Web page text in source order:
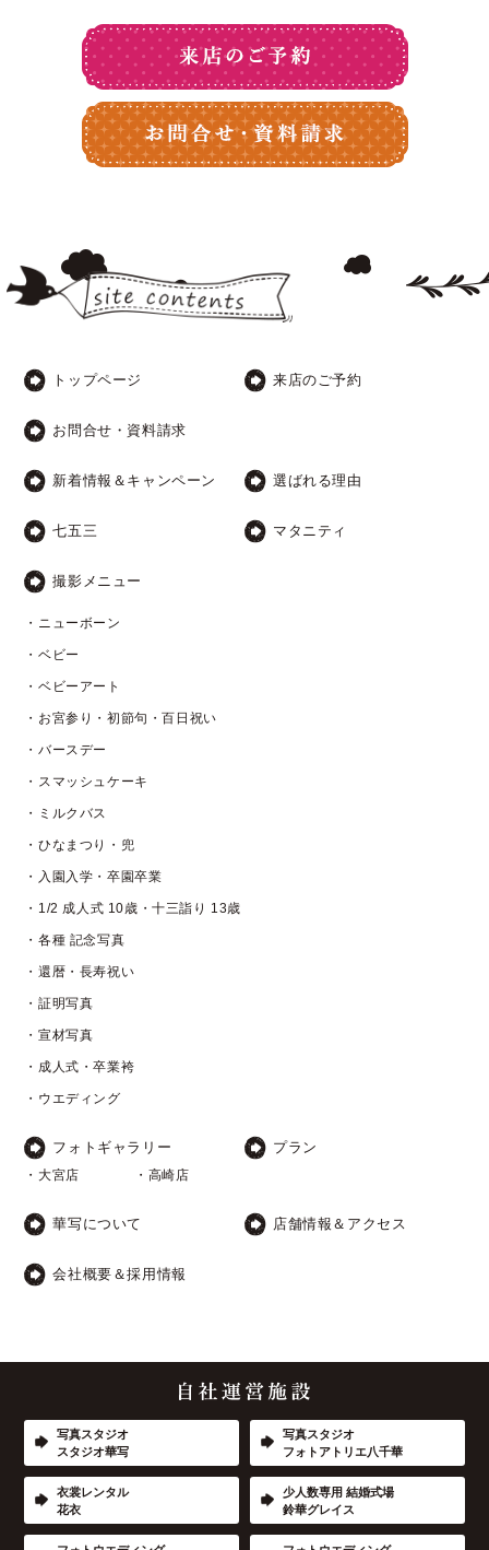
トップページ 来店のご予約
お問合せ・資料請求
新着情報＆キャンペーン 選ばれる理由
七五三 マタニティ
撮影メニュー
・ニューボーン
・ベビー
・ベビーアート
・お宮参り・初節句・百日祝い
・バースデー
・スマッシュケーキ
・ミルクバス
・ひなまつり・兜
・入園入学・卒園卒業
・1/2 成人式 10歳・十三詣り 13歳
・各種 記念写真
・還暦・長寿祝い
・証明写真
・宣材写真
・成人式・卒業袴
・ウエディング
フォトギャラリー
・大宮店 ・高崎店
プラン
華写について 店舗情報＆アクセス
会社概要＆採用情報
写真スタジオ
スタジオ華写
写真スタジオ
フォトアトリエ八千華
衣裳レンタル
花衣
少人数専用 結婚式場
鈴華グレイス